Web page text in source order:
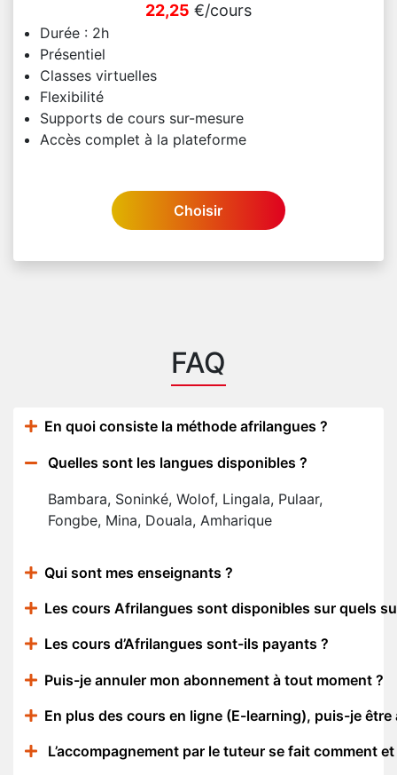
22,25 €/cours
Durée : 2h
Présentiel
Classes virtuelles
Flexibilité
Supports de cours sur-mesure
Accès complet à la plateforme
Choisir
FAQ
En quoi consiste la méthode afrilangues ?
Quelles sont les langues disponibles ?
Bambara, Soninké, Wolof, Lingala, Pulaar,
Fongbe, Mina, Douala, Amharique
Qui sont mes enseignants ?
Les cours Afrilangues sont disponibles sur quels
Les cours d’Afrilangues sont-ils payants ?
Puis-je annuler mon abonnement à tout moment ?
En plus des cours en ligne (E-learning), puis-je
L’accompagnement par le tuteur se fait comment